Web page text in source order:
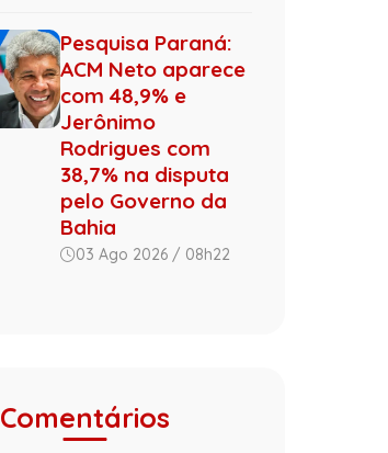
Pesquisa Paraná:
ACM Neto aparece
com 48,9% e
Jerônimo
Rodrigues com
38,7% na disputa
pelo Governo da
Bahia
03 Ago 2026 / 08h22
Comentários